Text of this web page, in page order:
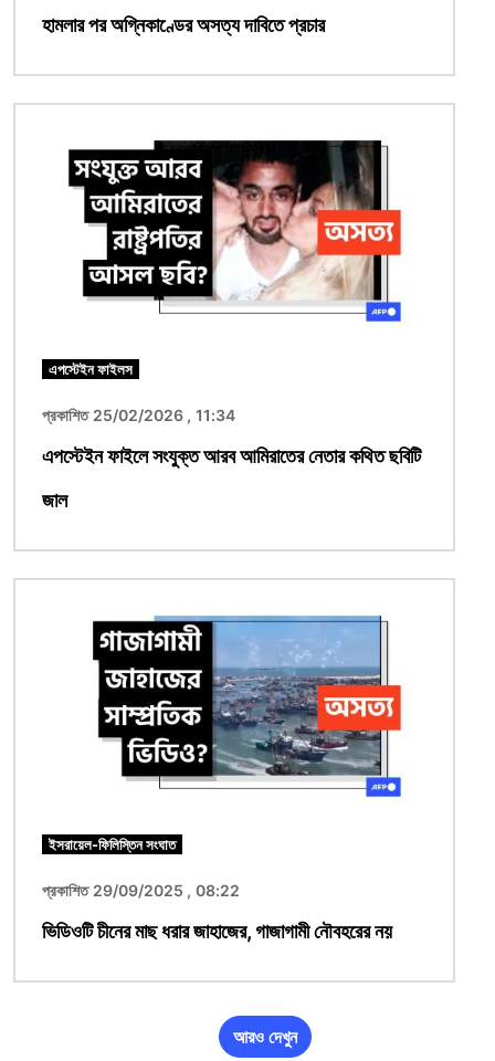
হামলার পর অগ্নিকাণ্ডের অসত্য দাবিতে প্রচার
এপস্টেইন ফাইলস
প্রকাশিত 25/02/2026 , 11:34
এপস্টেইন ফাইলে সংযুক্ত আরব আমিরাতের নেতার কথিত ছবিটি
জাল
ইসরায়েল-ফিলিস্তিন সংঘাত
প্রকাশিত 29/09/2025 , 08:22
ভিডিওটি চীনের মাছ ধরার জাহাজের, গাজাগামী নৌবহরের নয়
আরও দেখুন